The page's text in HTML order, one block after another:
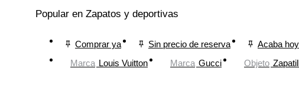
Popular en Zapatos y deportivas
Comprar ya Sin precio de reserva Acaba hoy
Marca Louis Vuitton Marca Gucci Objeto